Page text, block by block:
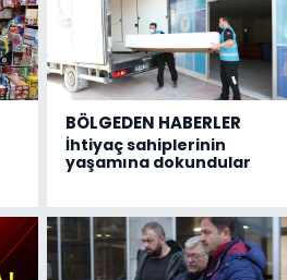
BÖLGEDEN HABERLER
İhtiyaç sahiplerinin
yaşamına dokundular